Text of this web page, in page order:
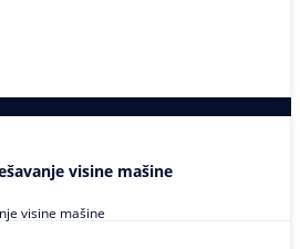
visine mašine
visine mašine